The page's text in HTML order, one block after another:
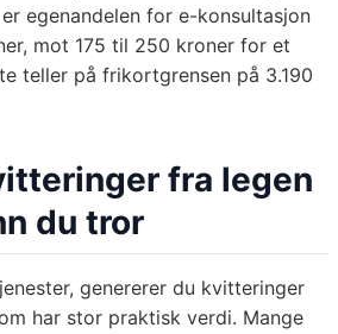
egenandelen for e-konsultasjon
mot 175 til 250 kroner for et
teller på frikortgrensen på 3.190
fra legen
du tror
genererer du kvitteringer
har stor praktisk verdi. Mange